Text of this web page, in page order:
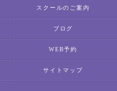
スクールのご案内
ブログ
WEB予約
サイトマップ